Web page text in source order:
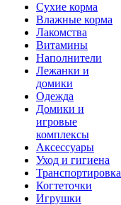
Сухие корма
Влажные корма
Лакомства
Витамины
Наполнители
Лежанки и
домики
Одежда
Домики и
игровые
комплексы
Аксессуары
Уход и гигиена
Транспортировка
Когтеточки
Игрушки